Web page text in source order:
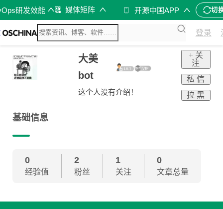
研发效能 媒体矩阵 开源中国APP 切
登录
大美
bot
这个人没有介绍！
+ 关
注
私 信
拉 黑
基础信息
0
经验值
2
粉丝
1
关注
0
文章总量